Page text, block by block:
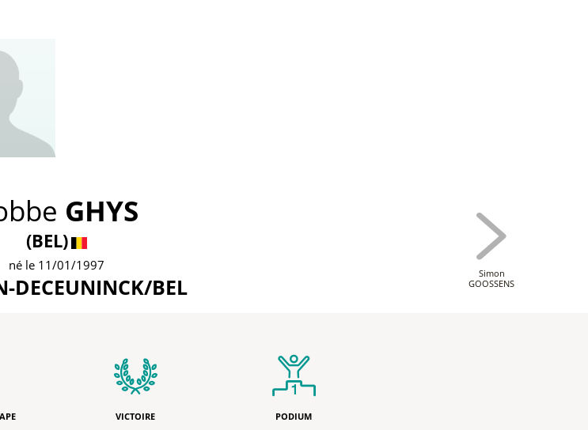
GHYS
(BEL)
né le 11/01/1997
DECEUNINCK/BEL
Simon
GOOSSENS
VICTOIRE PODIUM